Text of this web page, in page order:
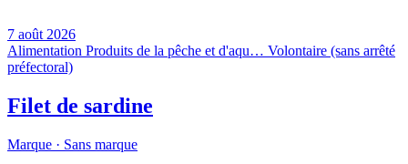
7 août 2026
Alimentation Produits de la pêche et d'aqu… Volontaire (sans arrêté
préfectoral)
Filet de sardine
Marque · Sans marque